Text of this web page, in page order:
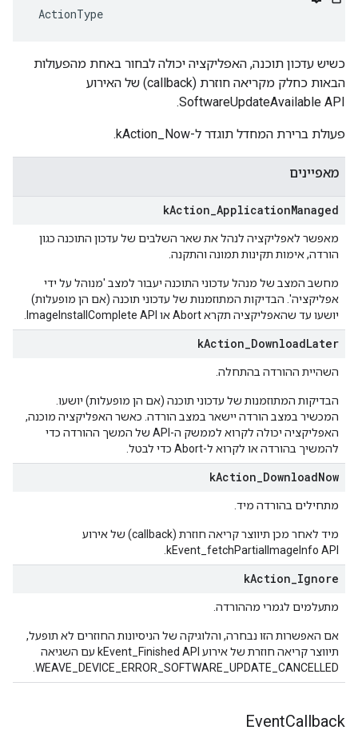
ActionType
כשיש עדכון תוכנה, האפליקציה יכולה לבחור באחת מהפעולות
הבאות כחלק מקריאה חוזרת (callback) של האירוע
SoftwareUpdateAvailable API.
פעולת ברירת המחדל תוגדר ל-kAction_Now.
מאפיינים
kAction ApplicationManaged
מאפשר לאפליקציה לנהל את שאר השלבים של עדכון התוכנה כגון
הורדה, אימות תקינות תמונה והתקנה.
מחשב המצב של מנהל עדכוני התוכנה יעבור למצב 'מנוהל על ידי
אפליקציה'. הבדיקות המתוזמנות של עדכוני תוכנה (אם הן מופעלות)
יושעו עד שהאפליקציה תקרא Abort או ImageInstallComplete API.
kAction DownloadLater
השהיית ההורדה בהתחלה.
הבדיקות המתוזמנות של עדכוני תוכנה (אם הן מופעלות) יושעו.
המכשיר במצב הורדה יישאר במצב הורדה. כאשר האפליקציה מוכנה,
האפליקציה יכולה לקרוא לממשק ה-API של המשך ההורדה כדי
להמשיך בהורדה או לקרוא ל-Abort כדי לבטל.
kAction DownloadNow
מתחילים בהורדה מיד.
מיד לאחר מכן תיווצר קריאה חוזרת (callback) של אירוע
kEvent_fetchPartialImageInfo API.
kAction Ignore
מתעלמים לגמרי מההורדה.
אם האפשרות הזו נבחרה, והלוגיקה של הניסיונות החוזרים לא תופעל,
תיווצר קריאה חוזרת של אירוע kEvent_Finished API עם השגיאה
WEAVE_DEVICE_ERROR_SOFTWARE_UPDATE_CANCELLED.
EventCallback